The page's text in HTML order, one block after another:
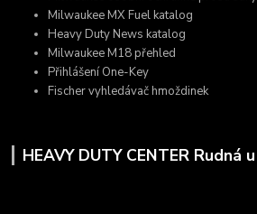
Milwaukee MX Fuel katalog
Heavy Duty News katalog
Milwaukee M18 přehled
Přihlášení One-Key
Fischer vyhledávač hmoždinek
HEAVY DUTY CENTER Rudná